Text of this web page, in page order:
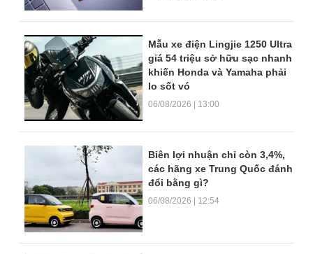
Mẫu xe điện Lingjie 1250 Ultra
giá 54 triệu sở hữu sạc nhanh
khiến Honda và Yamaha phải
lo sốt vó
06/08/2026 | 13:00
Biên lợi nhuận chỉ còn 3,4%,
các hãng xe Trung Quốc đánh
đổi bằng gì?
06/08/2026 | 12:54